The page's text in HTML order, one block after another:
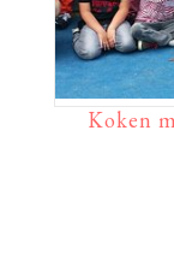
Koken